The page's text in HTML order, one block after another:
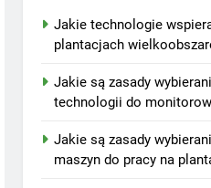
Jakie technologie
plantacjach
Jakie są zasady
technologii do
Jakie są zasady
maszyn do pracy na